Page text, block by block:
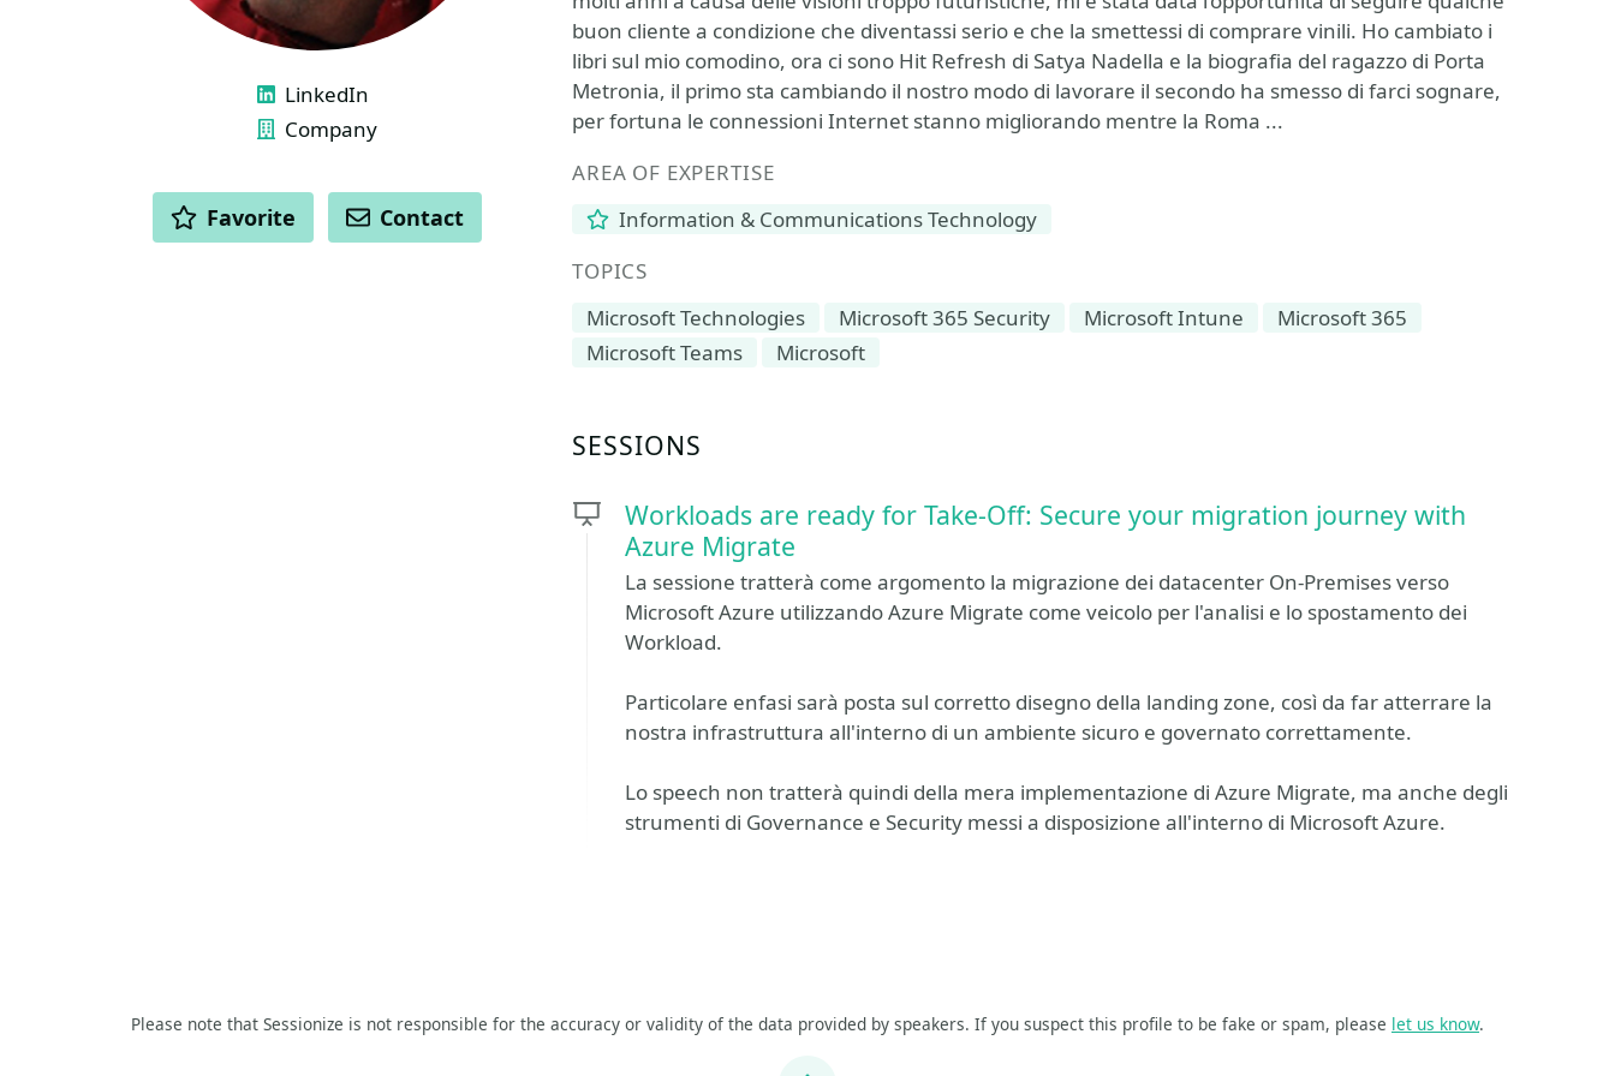
buon cliente a condizione che diventassi serio e che la smettessi di comprare vinili. Ho cambiato i
libri sul mio comodino, ora ci sono Hit Refresh di Satya Nadella e la biografia del ragazzo di Porta
Metronia, il primo sta cambiando il nostro modo di lavorare il secondo ha smesso di farci sognare,
per fortuna le connessioni Internet stanno migliorando mentre la Roma ...
AREA OF EXPERTISE
Information & Communications Technology
TOPICS
Microsoft Technologies
Microsoft 365 Security Microsoft Intune
Microsoft 365
Microsoft Teams
Microsoft
SESSIONS
Workloads are ready for Take-Off: Secure your migration journey with
Azure Migrate
La sessione tratterà come argomento la migrazione dei datacenter On-Premises verso
Microsoft Azure utilizzando Azure Migrate come veicolo per l'analisi e lo spostamento dei
Workload.
Particolare enfasi sarà posta sul corretto disegno della landing zone, così da far atterrare la
nostra infrastruttura all'interno di un ambiente sicuro e governato correttamente.
Lo speech non tratterà quindi della mera implementazione di Azure Migrate, ma anche degli
strumenti di Governance e Security messi a disposizione all'interno di Microsoft Azure.
LINKS
LinkedIn
Company
ACTIONS
Favorite Contact
Please note that Sessionize is not responsible for the accuracy or validity of the data provided by speakers. If you suspect this profile to be fake or spam, please let us know.